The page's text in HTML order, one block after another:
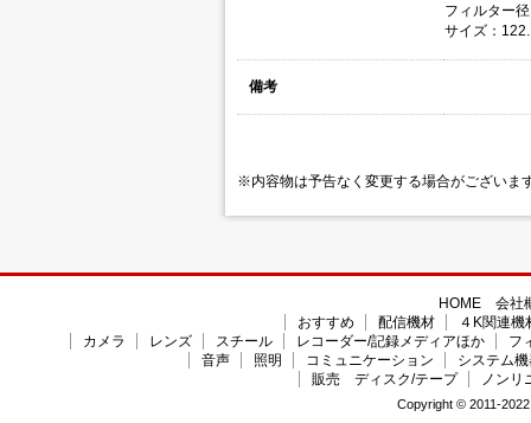
フィルター
サイズ：
備考
※内容物は予告なく変更する場合がございま
HOME
会社
おすすめ
配信機材
４K関連機
カメラ
レンズ スチール レコーダー/記録メディアほか
フ
音声
照明 コミュニケーション
システム
販売 ディスク/テープ
ノンリ
Copyright © 2011-